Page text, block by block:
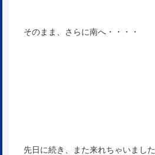
そのまま、さらに南へ・・・・
先日に続き、また来れちゃいました